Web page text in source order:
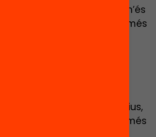
a desencadenar-les; 2) n’és
assenyala l’existència més
d’aquestes
és un instrument de
de les desigualtats
en tant que té una
entre els col·lectius,
i els entorns socialment més